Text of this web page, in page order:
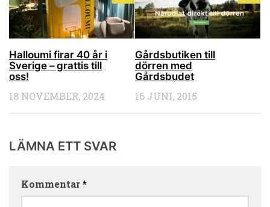
Halloumi firar 40 år i
Sverige – grattis till
oss!
18 NOVEMBER, 2024
Gårdsbutiken till
dörren med
Gårdsbudet
16 JUNI, 2015
LÄMNA ETT SVAR
Kommentar*